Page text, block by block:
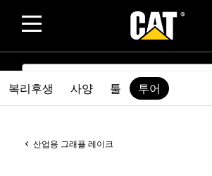
SEARCH
산업용 그래플 레이크
복리후생 사양 툴 투어